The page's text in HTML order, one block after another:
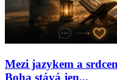
Mezi jazykem a
Boha stává jen...